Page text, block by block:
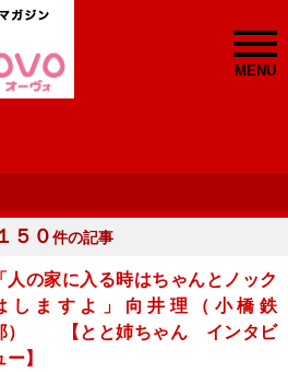
MENU
５０件の記事
「人の家に入る時はちゃんとノック
しますよ」向井理（小橋鉄
） 【とと姉ちゃん インタビ
ー】